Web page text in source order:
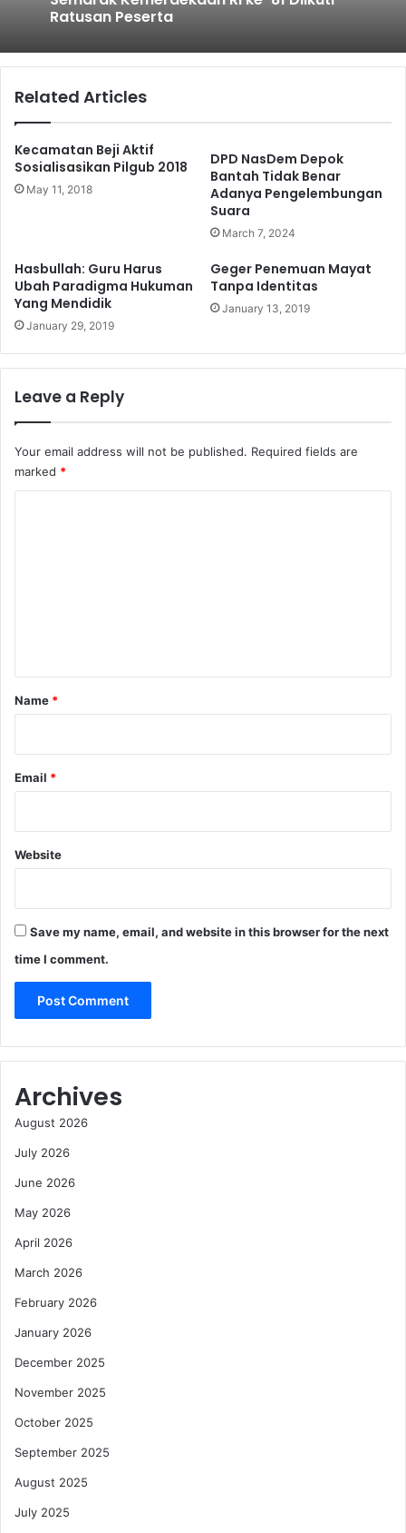
Ratusan Peserta
Related Articles
Kecamatan Beji Aktif
Sosialisasikan Pilgub 2018
May 11, 2018
DPD NasDem Depok
Bantah Tidak Benar
Adanya Pengelembungan
Suara
March 7, 2024
Hasbullah: Guru Harus
Ubah Paradigma Hukuman
Yang Mendidik
January 29, 2019
Geger Penemuan Mayat
Tanpa Identitas
January 13, 2019
Leave a Reply
Your email address will not be published. Required fields are
marked *
*
Name *
Email *
Website
Save my name, email, and website in this browser for the next
time I comment.
Archives
August 2026
July 2026
June 2026
May 2026
April 2026
March 2026
February 2026
January 2026
December 2025
November 2025
October 2025
September 2025
August 2025
July 2025